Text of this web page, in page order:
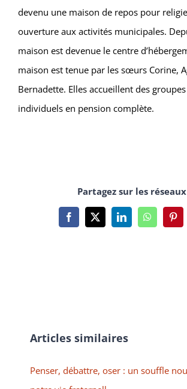
devenu une maison de repos pour
ouverture aux activités municipales.
maison est devenue le centre
maison est tenue par les sœurs Corine,
Bernadette. Elles accueillent des
individuels en pension complète.
Partagez sur les
Facebook
X LinkedInWhatsApp
Articles similaires
Penser, débattre, oser : un souffle